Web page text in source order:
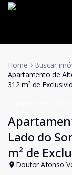
Home
Buscar
Apartamento de
312 m² de
Lado do
m² de
Doutor Afonso